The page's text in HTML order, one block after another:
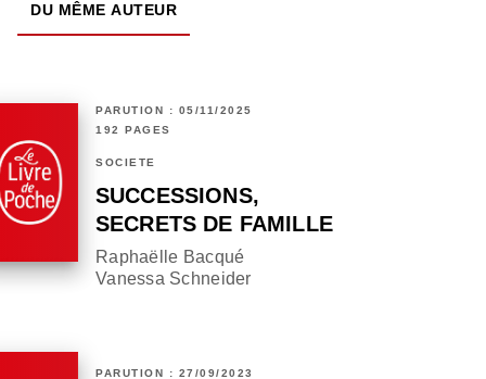
DU MÊME AUTEUR
PARUTION : 05/11/2025
192 PAGES
SOCIÉTÉ
SUCCESSIONS,
SECRETS DE FAMILLE
Raphaëlle Bacqué
Vanessa Schneider
PARUTION : 27/09/2023